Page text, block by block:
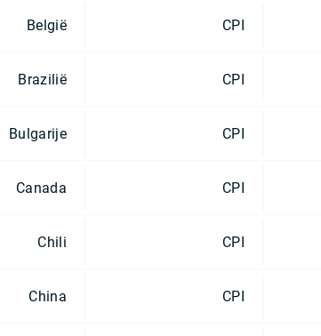
België CPI
Brazilië CPI
Bulgarije CPI
Canada CPI
Chili CPI
China CPI